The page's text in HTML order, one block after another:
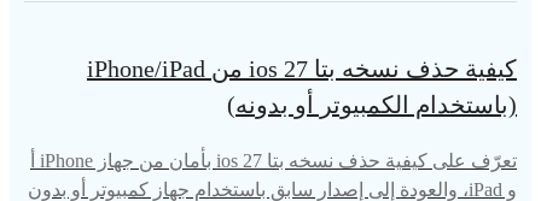
كيفية حذف نسخه بتا ios 27 من iPhone/iPad
(باستخدام الكمبيوتر أو بدونه)
و iPad، والعودة إلى إصدار سابق باستخدام جهاز كمبيوتر أو بدون